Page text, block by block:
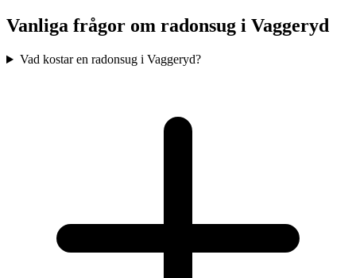
Vanliga frågor om radonsug i Vaggeryd
Vad kostar en radonsug i Vaggeryd?